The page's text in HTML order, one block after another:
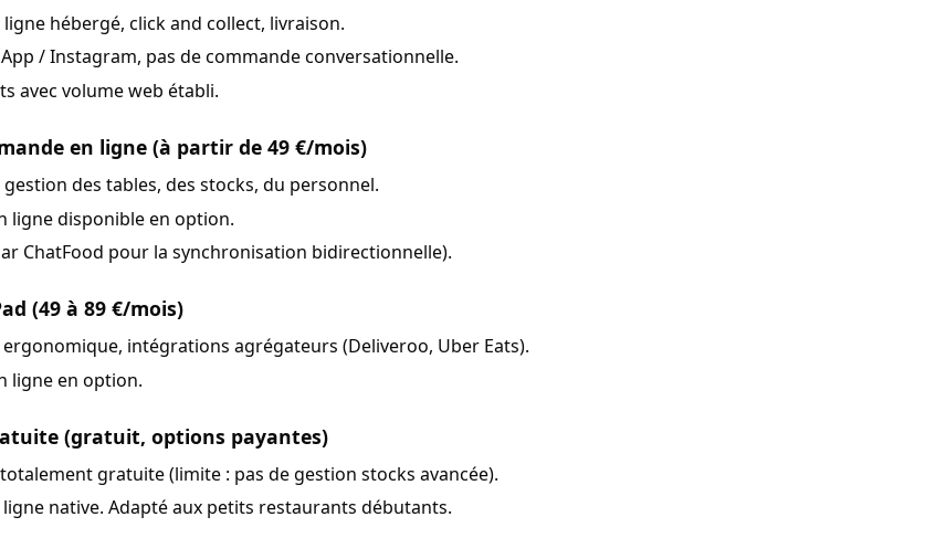
hébergé, click and collect, livraison.
/ Instagram, pas de commande conversationnelle.
avec volume web établi.
en ligne (à partir de 49 €/mois)
gestion des tables, des stocks, du personnel.
ligne disponible en option.
ChatFood pour la synchronisation bidirectionnelle).
(49 à 89 €/mois)
ergonomique, intégrations agrégateurs (Deliveroo, Uber Eats).
ligne en option.
(gratuit, options payantes)
gratuite (limite : pas de gestion stocks avancée).
native. Adapté aux petits restaurants débutants.